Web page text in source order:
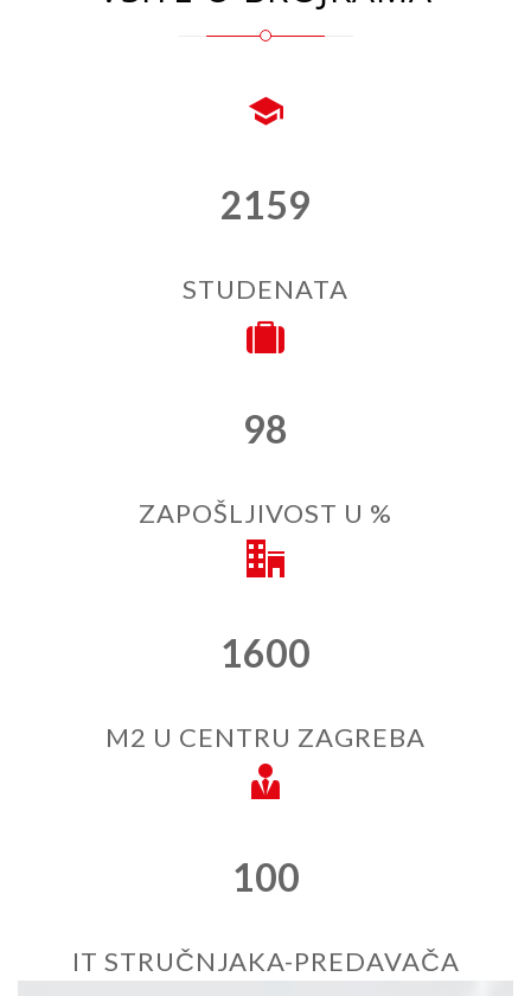
2159
STUDENATA
98
ZAPOŠLJIVOST U %
1600
M2 U CENTRU ZAGREBA
100
IT STRUČNJAKA-PREDAVAČA